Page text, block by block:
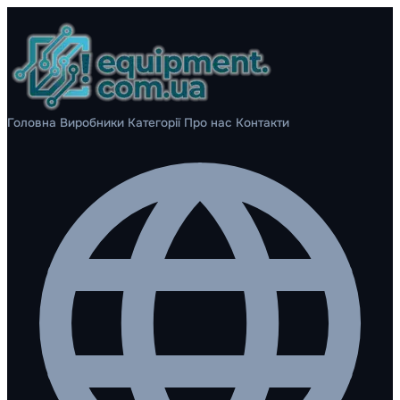
Головна Виробники Категорії Про нас Контакти